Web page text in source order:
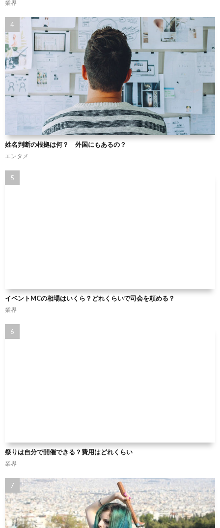
業界
姓名判断の根拠は何？ 外国にもあるの？
エンタメ
イベントMCの相場はいくら？どれくらいで司会を頼める？
業界
祭りは自分で開催できる？費用はどれくらい
業界